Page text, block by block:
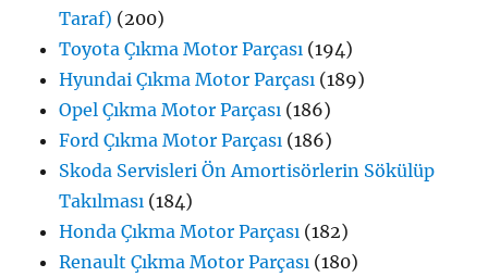
Taraf) (200)
Toyota Çıkma Motor Parçası (194)
Hyundai Çıkma Motor Parçası (189)
Opel Çıkma Motor Parçası (186)
Ford Çıkma Motor Parçası (186)
Skoda Servisleri Ön Amortisörlerin Sökülüp
Takılması (184)
Honda Çıkma Motor Parçası (182)
Renault Çıkma Motor Parçası (180)